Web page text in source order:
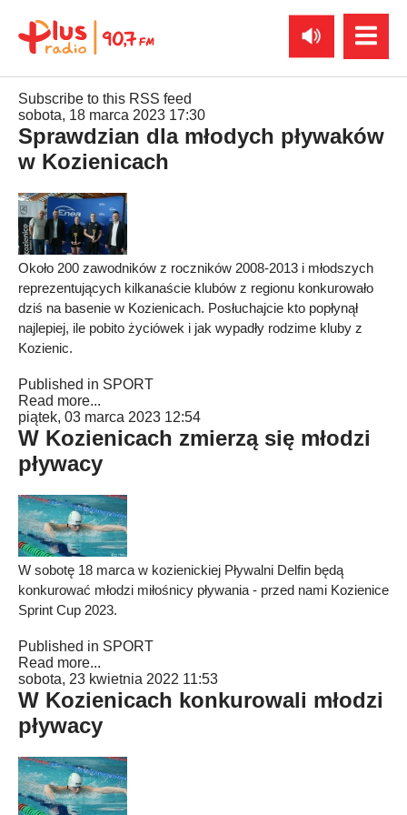
Subscribe to this RSS feed
sobota, 18 marca 2023 17:30
Sprawdzian dla młodych pływaków
w Kozienicach
Około 200 zawodników z roczników 2008-2013 i młodszych
reprezentujących kilkanaście klubów z regionu konkurowało
dziś na basenie w Kozienicach. Posłuchajcie kto popłynął
najlepiej, ile pobito życiówek i jak wypadły rodzime kluby z
Kozienic.
Published in SPORT
Read more...
piątek, 03 marca 2023 12:54
W Kozienicach zmierzą się młodzi
pływacy
W sobotę 18 marca w kozienickiej Pływalni Delfin będą
konkurować młodzi miłośnicy pływania - przed nami Kozienice
Sprint Cup 2023.
Published in SPORT
Read more...
sobota, 23 kwietnia 2022 11:53
W Kozienicach konkurowali młodzi
pływacy